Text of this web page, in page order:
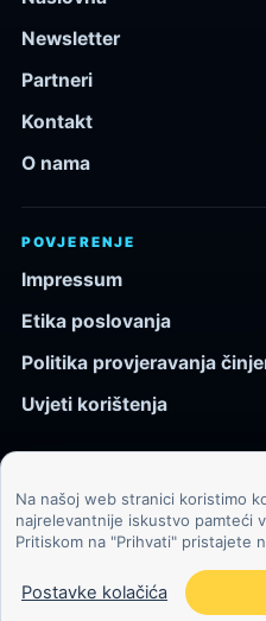
Newsletter
Partneri
Kontakt
O nama
POVJERENJE
Impressum
Etika poslovanja
Politika provjeravanja
Uvjeti korištenja
© 2026 Kozmos.hr.
Svemir, znanost, tehnologija
Na našoj web stranici koristimo
najrelevantnije iskustvo pamteći
Pritiskom na "Prihvati" pristajete
Postavke kolačića